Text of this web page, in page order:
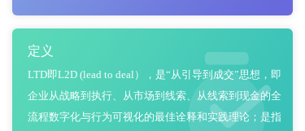
定义
LTD即L2D (lead to deal），是“从引导到成交”思想，即
企业从战略到执行、从市场到线索、从线索到现金的全
流程数字化与行为可视化的最佳诠释和实践理论；是指